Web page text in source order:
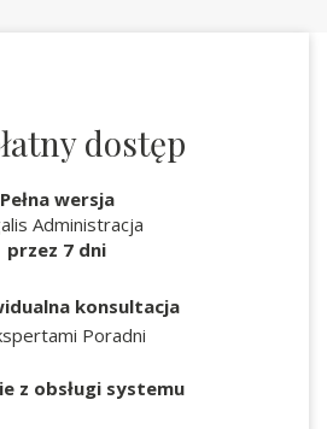
dostęp
Pełna wersja
Administracja
przez 7 dni
konsultacja
Poradni
z obsługi systemu